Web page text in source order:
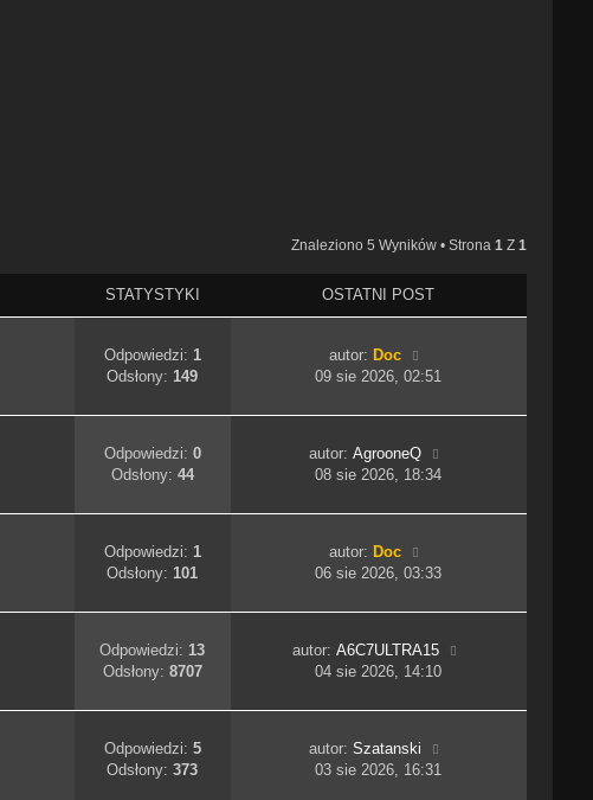
Znaleziono 5 Wyników • Strona1 Z1
STATYSTYKI OSTATNI POST
Odpowiedzi: 1
Odsłony:149
autor: Doc
09 sie 2026, 02:51
Odpowiedzi: 0
Odsłony: 44
autor:AgrooneQ
08 sie 2026, 18:34
Odpowiedzi: 1
Odsłony:101
autor: Doc
06 sie 2026, 03:33
Odpowiedzi:13
Odsłony: 8707
autor: A6C7ULTRA15
04 sie 2026, 14:10
Odpowiedzi: 5
Odsłony:373
autor:Szatanski
03 sie 2026, 16:31